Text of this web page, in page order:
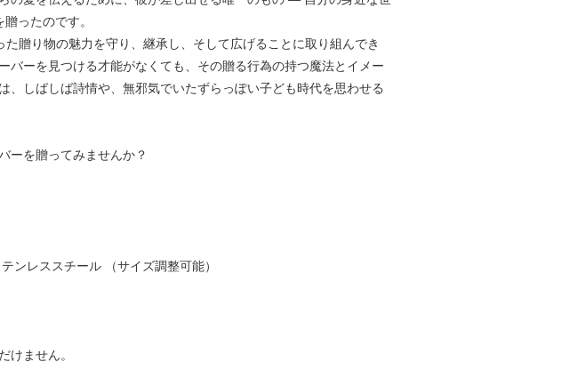
ったのです。
贈り物の魅力を守り、継承し、そして広げることに取り組んでき
バーを見つける才能がなくても、その贈る行為の持つ魔法とイメー
しばしば詩情や、無邪気でいたずらっぽい子ども時代を思わせる
ーを贈ってみませんか？
レススチール （サイズ調整可能）
けません。